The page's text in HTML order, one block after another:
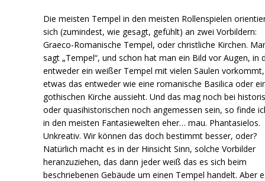
Die meisten Tempel in den meisten Rollenspielen
sich (zumindest, wie gesagt, gefühlt) an zwei Vorbildern:
Graeco-Romanische Tempel, oder christliche Kirchen.
sagt „Tempel“, und schon hat man ein Bild vor Augen, in
entweder ein weißer Tempel mit vielen Säulen
etwas das entweder wie eine romanische Basilica oder
gothischen Kirche aussieht. Und das mag noch bei
oder quasihistorischen noch angemessen sein, so finde
in den meisten Fantasiewelten eher… mau. Phantasielos.
Unkreativ. Wir können das doch bestimmt besser, oder?
Natürlich macht es in der Hinsicht Sinn, solche Vorbilder
heranzuziehen, das dann jeder weiß das es sich beim
beschriebenen Gebäude um einen Tempel handelt. Aber